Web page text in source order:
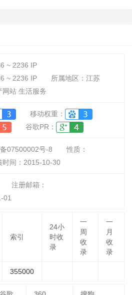
~ 2236 IP
~ 2236 IP
所属地区：江苏
网站 生活服务
移动权重：
谷歌PR：
07500002号-8
性质：
间： 2015-10-30
注册邮箱：
01
索引
24小
时收
录
一
周
收
录
一
月
收
录
355000